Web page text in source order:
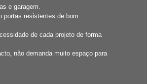
e garagem.
portas resistentes de bom
de cada projeto de forma
não demanda muito espaço para